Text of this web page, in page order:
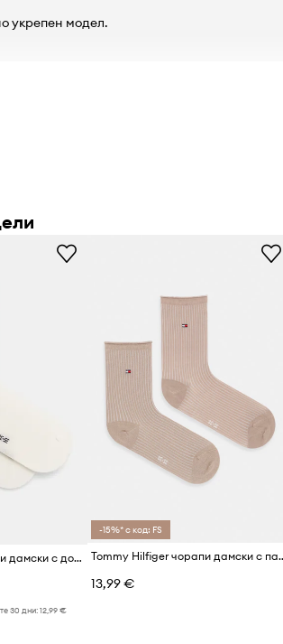
укрепен модел.
Tommy Hilfiger чорапи дамски с добавена коприна
30 дни: 12,99 €
-15%* с код: FS
Tommy Hilfiger
13,99 €